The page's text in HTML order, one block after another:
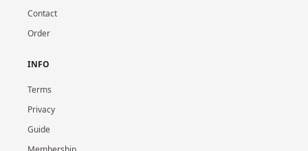
Contact
Order
INFO
Terms
Privacy
Guide